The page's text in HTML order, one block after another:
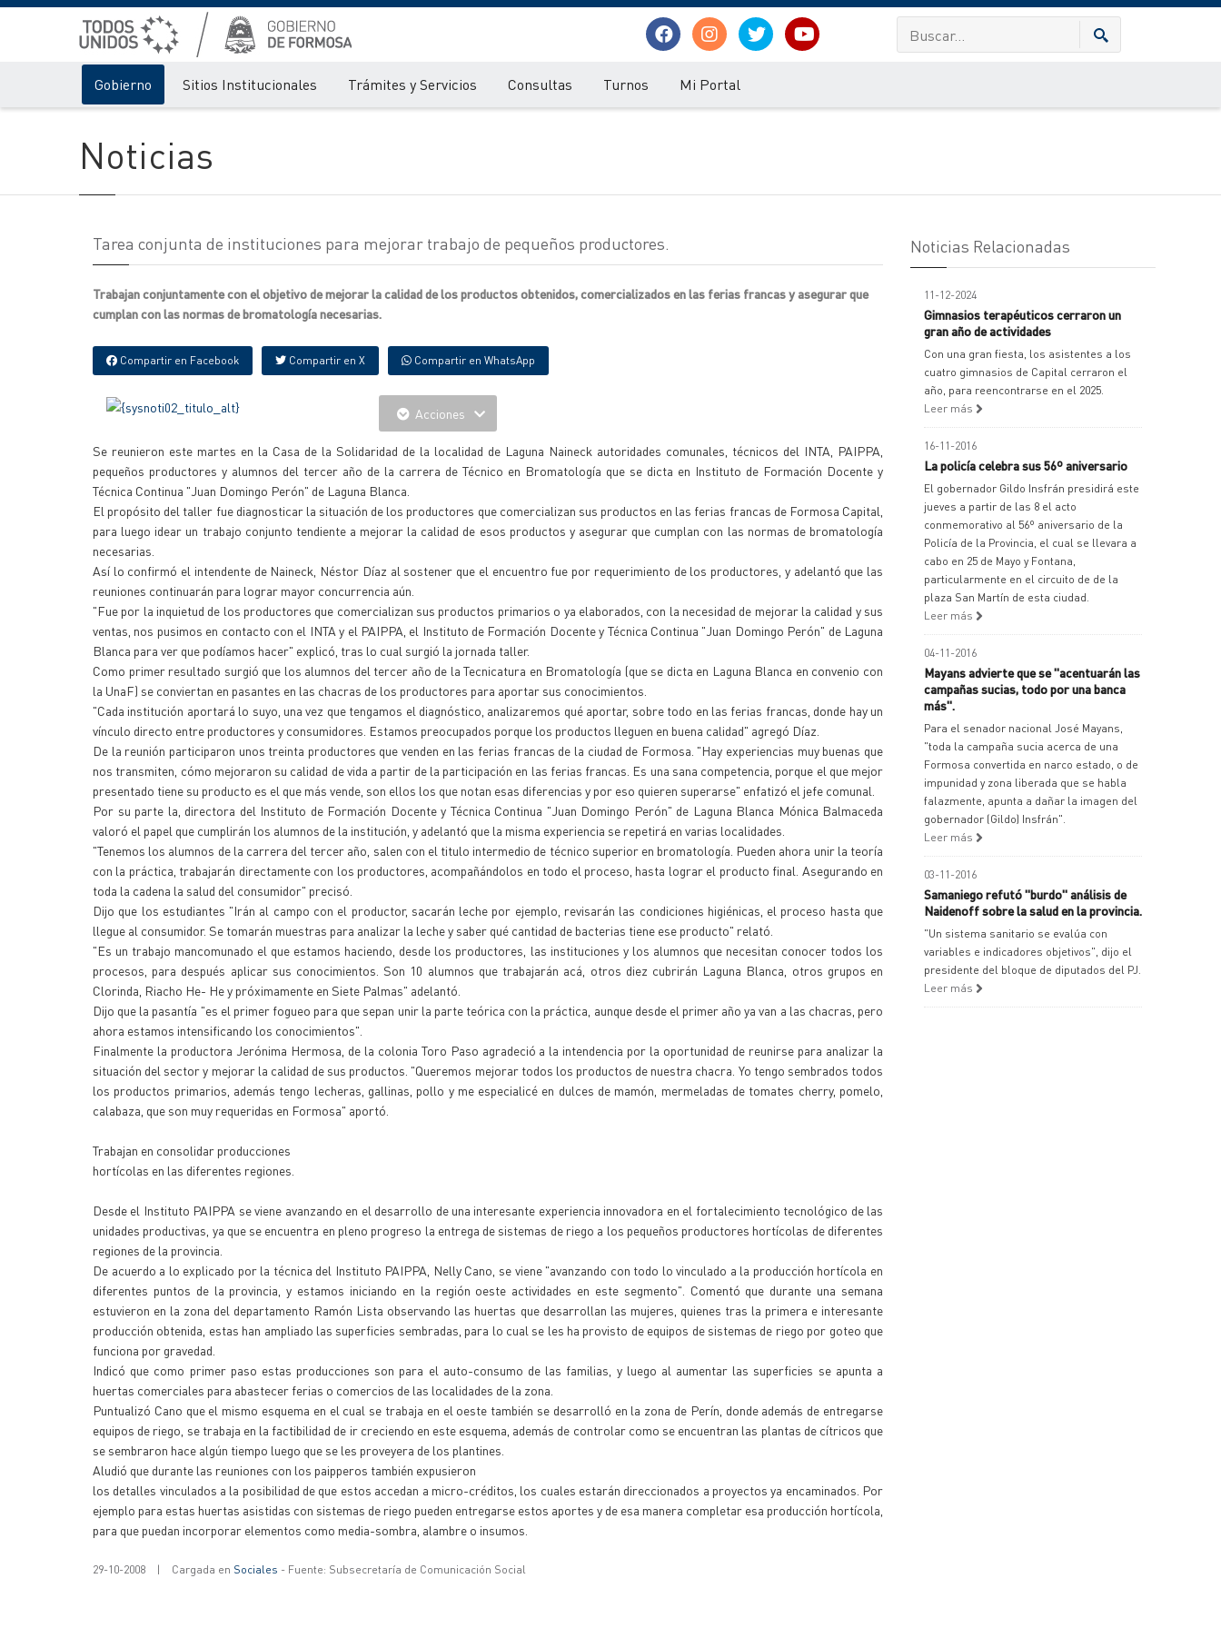
Gobierno Sitios Institucionales Trámites y Servicios Consultas Turnos Mi Portal
Noticias
Tarea conjunta de instituciones para mejorar trabajo de pequeños productores.
Trabajan conjuntamente con el objetivo de mejorar la calidad de los productos obtenidos, comercializados en las ferias francas y asegurar que
cumplan con las normas de bromatología necesarias.
Compartir en Facebook Compartir en X Compartir en WhatsApp
Acciones
Se reunieron este martes en la Casa de la Solidaridad de la localidad de Laguna Naineck autoridades comunales, técnicos del INTA, PAIPPA,
pequeños productores y alumnos del tercer año de la carrera de Técnico en Bromatología que se dicta en Instituto de Formación Docente y
Técnica Continua "Juan Domingo Perón" de Laguna Blanca.
El propósito del taller fue diagnosticar la situación de los productores que comercializan sus productos en las ferias francas de Formosa Capital,
para luego idear un trabajo conjunto tendiente a mejorar la calidad de esos productos y asegurar que cumplan con las normas de bromatología
necesarias.
Así lo confirmó el intendente de Naineck, Néstor Díaz al sostener que el encuentro fue por requerimiento de los productores, y adelantó que las
reuniones continuarán para lograr mayor concurrencia aún.
"Fue por la inquietud de los productores que comercializan sus productos primarios o ya elaborados, con la necesidad de mejorar la calidad y sus
ventas, nos pusimos en contacto con el INTA y el PAIPPA, el Instituto de Formación Docente y Técnica Continua "Juan Domingo Perón" de Laguna
Blanca para ver que podíamos hacer" explicó, tras lo cual surgió la jornada taller.
Como primer resultado surgió que los alumnos del tercer año de la Tecnicatura en Bromatología (que se dicta en Laguna Blanca en convenio con
la UnaF) se conviertan en pasantes en las chacras de los productores para aportar sus conocimientos.
"Cada institución aportará lo suyo, una vez que tengamos el diagnóstico, analizaremos qué aportar, sobre todo en las ferias francas, donde hay un
vínculo directo entre productores y consumidores. Estamos preocupados porque los productos lleguen en buena calidad" agregó Díaz.
De la reunión participaron unos treinta productores que venden en las ferias francas de la ciudad de Formosa. "Hay experiencias muy buenas que
nos transmiten, cómo mejoraron su calidad de vida a partir de la participación en las ferias francas. Es una sana competencia, porque el que mejor
presentado tiene su producto es el que más vende, son ellos los que notan esas diferencias y por eso quieren superarse" enfatizó el jefe comunal.
Por su parte la, directora del Instituto de Formación Docente y Técnica Continua "Juan Domingo Perón" de Laguna Blanca Mónica Balmaceda
valoró el papel que cumplirán los alumnos de la institución, y adelantó que la misma experiencia se repetirá en varias localidades.
"Tenemos los alumnos de la carrera del tercer año, salen con el titulo intermedio de técnico superior en bromatología. Pueden ahora unir la teoría
con la práctica, trabajarán directamente con los productores, acompañándolos en todo el proceso, hasta lograr el producto final. Asegurando en
toda la cadena la salud del consumidor" precisó.
Dijo que los estudiantes "Irán al campo con el productor, sacarán leche por ejemplo, revisarán las condiciones higiénicas, el proceso hasta que
llegue al consumidor. Se tomarán muestras para analizar la leche y saber qué cantidad de bacterias tiene ese producto" relató.
"Es un trabajo mancomunado el que estamos haciendo, desde los productores, las instituciones y los alumnos que necesitan conocer todos los
procesos, para después aplicar sus conocimientos. Son 10 alumnos que trabajarán acá, otros diez cubrirán Laguna Blanca, otros grupos en
Clorinda, Riacho He- He y próximamente en Siete Palmas" adelantó.
Dijo que la pasantía "es el primer fogueo para que sepan unir la parte teórica con la práctica, aunque desde el primer año ya van a las chacras, pero
ahora estamos intensificando los conocimientos".
Finalmente la productora Jerónima Hermosa, de la colonia Toro Paso agradeció a la intendencia por la oportunidad de reunirse para analizar la
situación del sector y mejorar la calidad de sus productos. "Queremos mejorar todos los productos de nuestra chacra. Yo tengo sembrados todos
los productos primarios, además tengo lecheras, gallinas, pollo y me especialicé en dulces de mamón, mermeladas de tomates cherry, pomelo,
calabaza, que son muy requeridas en Formosa" aportó.
Trabajan en consolidar producciones
hortícolas en las diferentes regiones.
Desde el Instituto PAIPPA se viene avanzando en el desarrollo de una interesante experiencia innovadora en el fortalecimiento tecnológico de las
unidades productivas, ya que se encuentra en pleno progreso la entrega de sistemas de riego a los pequeños productores hortícolas de diferentes
regiones de la provincia.
De acuerdo a lo explicado por la técnica del Instituto PAIPPA, Nelly Cano, se viene "avanzando con todo lo vinculado a la producción hortícola en
diferentes puntos de la provincia, y estamos iniciando en la región oeste actividades en este segmento". Comentó que durante una semana
estuvieron en la zona del departamento Ramón Lista observando las huertas que desarrollan las mujeres, quienes tras la primera e interesante
producción obtenida, estas han ampliado las superficies sembradas, para lo cual se les ha provisto de equipos de sistemas de riego por goteo que
funciona por gravedad.
Indicó que como primer paso estas producciones son para el auto-consumo de las familias, y luego al aumentar las superficies se apunta a
huertas comerciales para abastecer ferias o comercios de las localidades de la zona.
Puntualizó Cano que el mismo esquema en el cual se trabaja en el oeste también se desarrolló en la zona de Perín, donde además de entregarse
equipos de riego, se trabaja en la factibilidad de ir creciendo en este esquema, además de controlar como se encuentran las plantas de cítricos que
se sembraron hace algún tiempo luego que se les proveyera de los plantines.
Aludió que durante las reuniones con los paipperos también expusieron
los detalles vinculados a la posibilidad de que estos accedan a micro-créditos, los cuales estarán direccionados a proyectos ya encaminados. Por
ejemplo para estas huertas asistidas con sistemas de riego pueden entregarse estos aportes y de esa manera completar esa producción hortícola,
para que puedan incorporar elementos como media-sombra, alambre o insumos.
29-10-2008 | Cargada en Sociales - Fuente: Subsecretaría de Comunicación Social
Noticias Relacionadas
11-12-2024
Gimnasios terapéuticos cerraron un
gran año de actividades
Con una gran fiesta, los asistentes a los
cuatro gimnasios de Capital cerraron el
año, para reencontrarse en el 2025.
Leer más
16-11-2016
La policía celebra sus 56º aniversario
El gobernador Gildo Insfrán presidirá este
jueves a partir de las 8 el acto
conmemorativo al 56º aniversario de la
Policía de la Provincia, el cual se llevara a
cabo en 25 de Mayo y Fontana,
particularmente en el circuito de de la
plaza San Martín de esta ciudad.
Leer más
04-11-2016
Mayans advierte que se "acentuarán las
campañas sucias, todo por una banca
más".
Para el senador nacional José Mayans,
"toda la campaña sucia acerca de una
Formosa convertida en narco estado, o de
impunidad y zona liberada que se habla
falazmente, apunta a dañar la imagen del
gobernador (Gildo) Insfrán".
Leer más
03-11-2016
Samaniego refutó "burdo" análisis de
Naidenoff sobre la salud en la provincia.
"Un sistema sanitario se evalúa con
variables e indicadores objetivos", dijo el
presidente del bloque de diputados del PJ.
Leer más